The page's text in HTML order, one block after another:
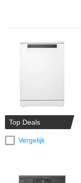
Top Deals
Vergelijk